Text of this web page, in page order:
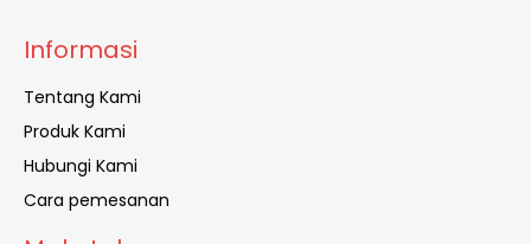
Informasi
Tentang Kami
Produk Kami
Hubungi Kami
Cara pemesanan